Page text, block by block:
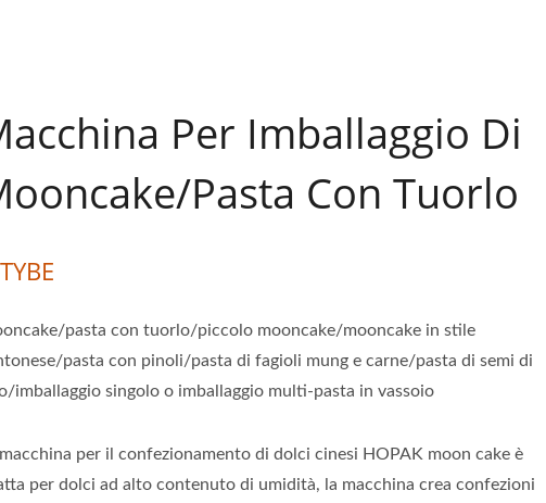
Per Imballaggio Di
Pasta Con Tuorlo
pasta con tuorlo/piccolo mooncake/mooncake in stile
pasta con pinoli/pasta di fagioli mung e carne/pasta di semi di
imballaggio singolo o imballaggio multi-pasta in vassoio
macchina per il confezionamento di dolci cinesi HOPAK moon cake è
per dolci ad alto contenuto di umidità, la macchina crea confezioni